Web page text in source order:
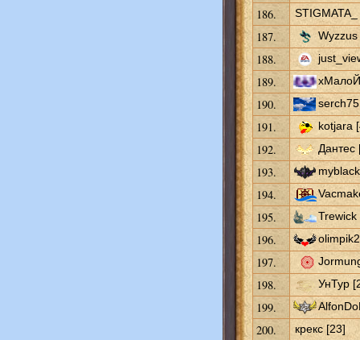
186.
187.
188.
189.
190.
191. kotjara
192. Дантес
193.
194.
195. Trewick
196.
197.
198. УнТур
199.
200. крекс [23]